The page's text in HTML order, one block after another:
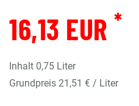
16,13 EUR *
Inhalt 0,75 Liter
Grundpreis 21,51 € / Liter